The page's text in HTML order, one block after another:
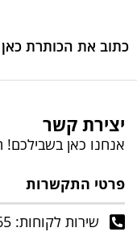
כתוב את הכותרת כאן
יצירת קשר
אנחנו כאן בשבילכם!
פרטי התקשרות
שירות לקוחות: 08-9420765